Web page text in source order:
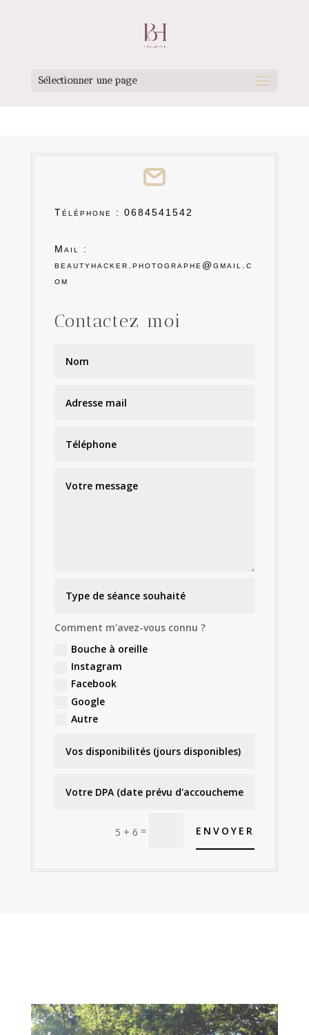
Sélectionner une page
Téléphone : 0684541542
Mail :
beautyhacker.photographe@gmail.c
om
Contactez moi
Comment m'avez-vous connu ?
Bouche à oreille
Instagram
Facebook
Google
Autre
5 + 6 = ENVOYER